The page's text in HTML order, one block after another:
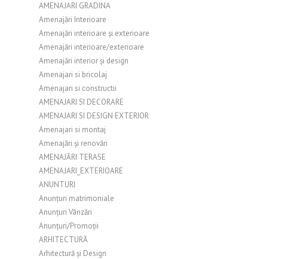
AMENAJARI GRADINA
Amenajări Interioare
Amenajări interioare și exterioare
Amenajări interioare/exterioare
Amenajări interior și design
Amenajari si bricolaj
Amenajari si constructii
AMENAJARI SI DECORARE
AMENAJARI SI DESIGN EXTERIOR
Amenajari si montaj
Amenajări și renovări
AMENAJĂRI TERASE
AMENAJARI_EXTERIOARE
ANUNTURI
Anunțuri matrimoniale
Anunțuri Vânzări
Anunțuri/Promoții
ARHITECTURĂ
Arhitectură și Design